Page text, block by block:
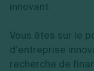
innovant.
Vous êtes sur le
d’entreprise
recherche de